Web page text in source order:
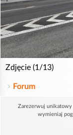
Zdjęcie (1/13)
Forum
Zarezerwuj unikatowy
wymieniaj